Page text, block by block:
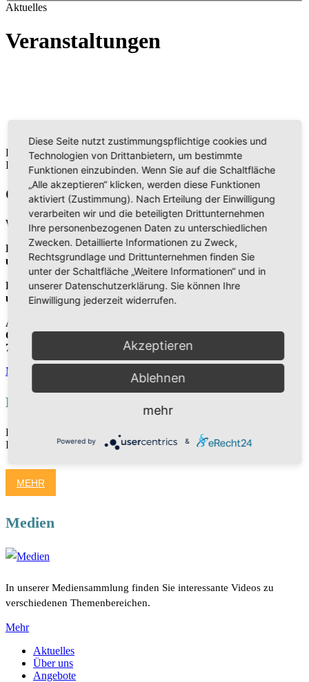
Aktuelles
Veranstaltungen
Die Veranstaltungen sind derzeit in Bearbeitung. Vielen Dank für
Ihr Verständnis.
Gottesdienst
Wir freuen uns jeden Samstag gemeinsam Gottesdienst zu feiern:
Bibelgespräch
um 9:30 Uhr
Predigt
um 10:55 Uhr
Adresse
Crailsheimer Str. 23
74523 Schwäbisch Hall
Mehr
Events
Die Veranstaltungen sind derzeit in Bearbeitung. Vielen Dank für
Ihr Verständnis.
MEHR
Medien
In unserer Mediensammlung finden Sie interessante Videos zu
verschiedenen Themenbereichen.
Mehr
Aktuelles
Über uns
Angebote
Diese Seite nutzt zustimmungspflichtige cookies und
Technologien von Drittanbietern, um bestimmte
Funktionen einzubinden. Wenn Sie auf die Schaltfläche
„Alle akzeptieren“ klicken, werden diese Funktionen
aktiviert (Zustimmung). Nach Erteilung der Einwilligung
verarbeiten wir und die beteiligten Drittunternehmen
Ihre personenbezogenen Daten zu unterschiedlichen
Zwecken. Detaillierte Informationen zu Zweck,
Rechtsgrundlage und Drittunternehmen finden Sie
unter der Schaltfläche „Weitere Informationen“ und in
unserer Datenschutzerklärung. Sie können Ihre
Einwilligung jederzeit widerrufen.
Akzeptieren
Ablehnen
mehr
Powered by &